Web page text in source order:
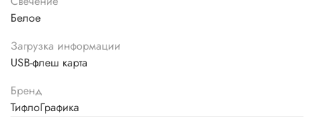
Белое
Загрузка информации
USB-флеш карта
Бренд
ТифлоГрафика